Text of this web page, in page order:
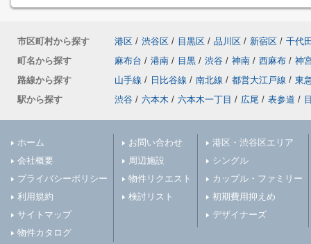
市区町村から探す 港区 / 渋谷区 / 目黒区 / 品川区 / 新宿区 / 千代
町名から探す
麻布台 / 港南 / 目黒 / 渋谷 / 神南 / 西麻布 / 神
路線から探す
山手線 / 日比谷線 / 南北線 / 都営大江戸線 / 東
駅から探す
渋谷 / 六本木 / 六本木一丁目 / 広尾 / 表参道 /
ホーム
会社概要
プライバシーポリシー
利用規約
サイトマップ
物件カタログ
お問い合わせ
周辺施設
物件リクエスト
検討リスト
港区・渋谷区エリア
シングル
カップル・ファミリー
初期費用抑えめ
デザイナーズ